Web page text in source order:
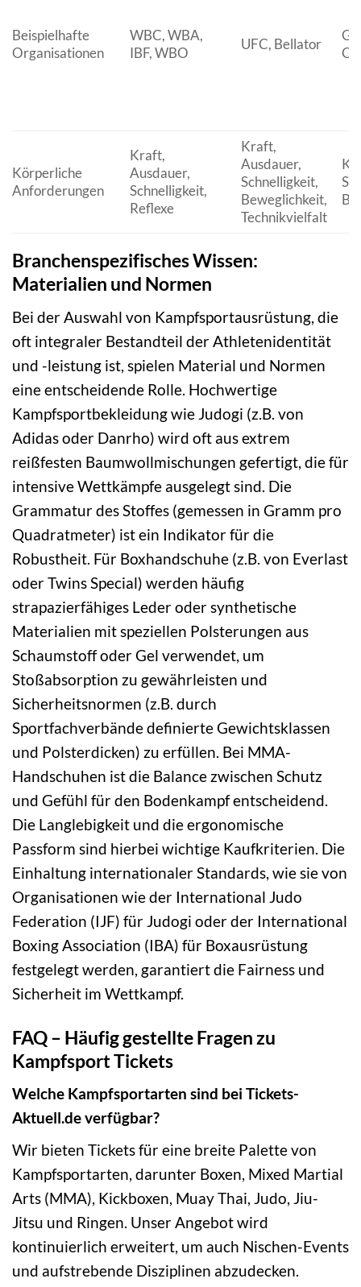
Beispielhafte
Organisationen
WBC, WBA,
IBF, WBO
UFC, Bellator
Körperliche
Anforderungen
Kraft,
Ausdauer,
Schnelligkeit,
Reflexe
Kraft,
Ausdauer,
Schnelligkeit,
Beweglichkeit,
Technikvielfalt
Branchenspezifisches Wissen:
Materialien und Normen
Bei der Auswahl von Kampfsportausrüstung, die
oft integraler Bestandteil der Athletenidentität
und -leistung ist, spielen Material und Normen
eine entscheidende Rolle. Hochwertige
Kampfsportbekleidung wie Judogi (z.B. von
Adidas oder Danrho) wird oft aus extrem
reißfesten Baumwollmischungen gefertigt, die für
intensive Wettkämpfe ausgelegt sind. Die
Grammatur des Stoffes (gemessen in Gramm pro
Quadratmeter) ist ein Indikator für die
Robustheit. Für Boxhandschuhe (z.B. von Everlast
oder Twins Special) werden häufig
strapazierfähiges Leder oder synthetische
Materialien mit speziellen Polsterungen aus
Schaumstoff oder Gel verwendet, um
Stoßabsorption zu gewährleisten und
Sicherheitsnormen (z.B. durch
Sportfachverbände definierte Gewichtsklassen
und Polsterdicken) zu erfüllen. Bei MMA-
Handschuhen ist die Balance zwischen Schutz
und Gefühl für den Bodenkampf entscheidend.
Die Langlebigkeit und die ergonomische
Passform sind hierbei wichtige Kaufkriterien. Die
Einhaltung internationaler Standards, wie sie von
Organisationen wie der International Judo
Federation (IJF) für Judogi oder der International
Boxing Association (IBA) für Boxausrüstung
festgelegt werden, garantiert die Fairness und
Sicherheit im Wettkampf.
FAQ – Häufig gestellte Fragen zu
Kampfsport Tickets
Welche Kampfsportarten sind bei Tickets-
Aktuell.de verfügbar?
Wir bieten Tickets für eine breite Palette von
Kampfsportarten, darunter Boxen, Mixed Martial
Arts (MMA), Kickboxen, Muay Thai, Judo, Jiu-
Jitsu und Ringen. Unser Angebot wird
kontinuierlich erweitert, um auch Nischen-Events
und aufstrebende Disziplinen abzudecken.